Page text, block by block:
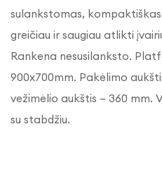
sulankstomas,
greičiau ir saugiau atlikti
Rankena nesusilanksto.
900x700mm. Pakėlimo
vežimėlio aukštis – 360 mm.
su stabdžiu.